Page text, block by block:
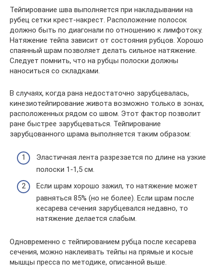
Тейпирование шва выполняется при накладывании на
рубец сетки крест-накрест. Расположение полосок
должно быть по диагонали по отношению к лимфотоку.
Натяжение тейпа зависит от состояния рубцов. Хорошо
спаянный шрам позволяет делать сильное натяжение.
Следует помнить, что на рубцы полоски должны
наноситься со складками.
В случаях, когда рана недостаточно зарубцевалась,
кинезиотейпирование живота возможно только в зонах,
расположенных рядом со швом. Этот фактор позволит
ране быстрее зарубцеваться. Тейпирование
зарубцованного шрама выполняется таким образом:
Эластичная лента разрезается по длине на узкие
полоски 1-1,5 см.
Если шрам хорошо зажил, то натяжение может
равняться 85% (но не более). Если шрам после
кесарева сечения зарубцевался недавно, то
натяжение делается слабым.
Одновременно с тейпированием рубца после кесарева
сечения, можно наклеивать тейпы на прямые и косые
мышцы пресса по методике, описанной выше.